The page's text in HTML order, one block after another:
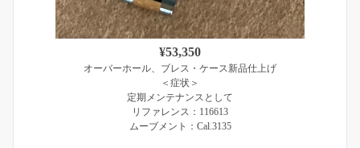
¥53,350
オーバーホール、ブレス・ケース新品仕上げ
＜症状＞
定期メンテナンスとして
リファレンス：116613
ムーブメント：Cal.3135